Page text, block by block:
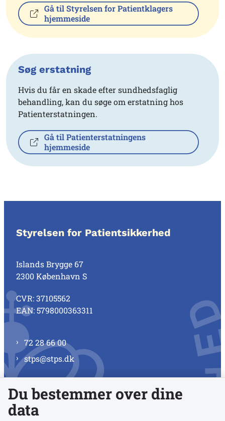
Gå til Styrelsen for Patientklagers
hjemmeside
Søg erstatning
Hvis du får en skade efter sundhedsfaglig
behandling, kan du søge om erstatning hos
Patienterstatningen.
Gå til Patienterstatningens
hjemmeside
Styrelsen for Patientsikkerhed
Islands Brygge 67
2300 København S
CVR: 37105562
EAN: 5798000363311
72 28 66 00
stps@stps.dk
Se alle kontaktnumre
Du bestemmer over dine
data